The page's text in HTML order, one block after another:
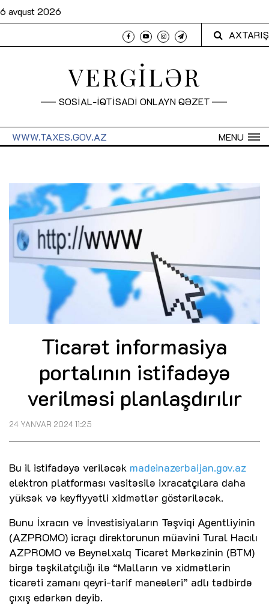
6 avqust 2026
AXTARIŞ
VERGİLƏR
SOSİAL-İQTİSADİ ONLAYN QƏZET
MENU
WWW.TAXES.GOV.AZ
Ticarət informasiya
portalının istifadəyə
verilməsi planlaşdırılır
24 YANVAR 2024 11:25
Bu il istifadəyə veriləcək madeinazerbaijan.gov.az
elektron platforması vasitəsilə ixracatçılara daha
yüksək və keyfiyyətli xidmətlər göstəriləcək.
Bunu İxracın və İnvestisiyaların Təşviqi Agentliyinin
(AZPROMO) icraçı direktorunun müavini Tural Hacılı
AZPROMO və Beynəlxalq Ticarət Mərkəzinin (BTM)
birgə təşkilatçılığı ilə “Malların və xidmətlərin
ticarəti zamanı qeyri-tarif maneələri” adlı tədbirdə
çıxış edərkən deyib.